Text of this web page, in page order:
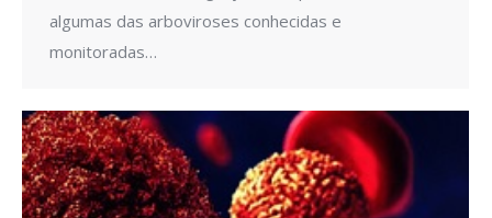
algumas das arboviroses conhecidas e
monitoradas…